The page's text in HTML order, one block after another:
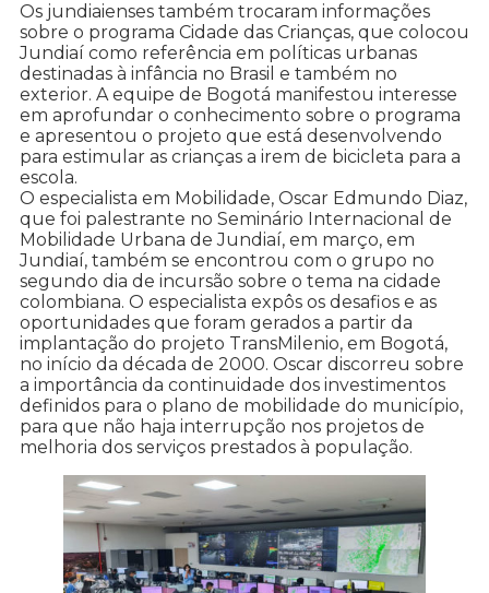
Os jundiaienses também trocaram informações
sobre o programa Cidade das Crianças, que colocou
Jundiaí como referência em políticas urbanas
destinadas à infância no Brasil e também no
exterior. A equipe de Bogotá manifestou interesse
em aprofundar o conhecimento sobre o programa
e apresentou o projeto que está desenvolvendo
para estimular as crianças a irem de bicicleta para a
escola.
O especialista em Mobilidade, Oscar Edmundo Diaz,
que foi palestrante no Seminário Internacional de
Mobilidade Urbana de Jundiaí, em março, em
Jundiaí, também se encontrou com o grupo no
segundo dia de incursão sobre o tema na cidade
colombiana. O especialista expôs os desafios e as
oportunidades que foram gerados a partir da
implantação do projeto TransMilenio, em Bogotá,
no início da década de 2000. Oscar discorreu sobre
a importância da continuidade dos investimentos
definidos para o plano de mobilidade do município,
para que não haja interrupção nos projetos de
melhoria dos serviços prestados à população.